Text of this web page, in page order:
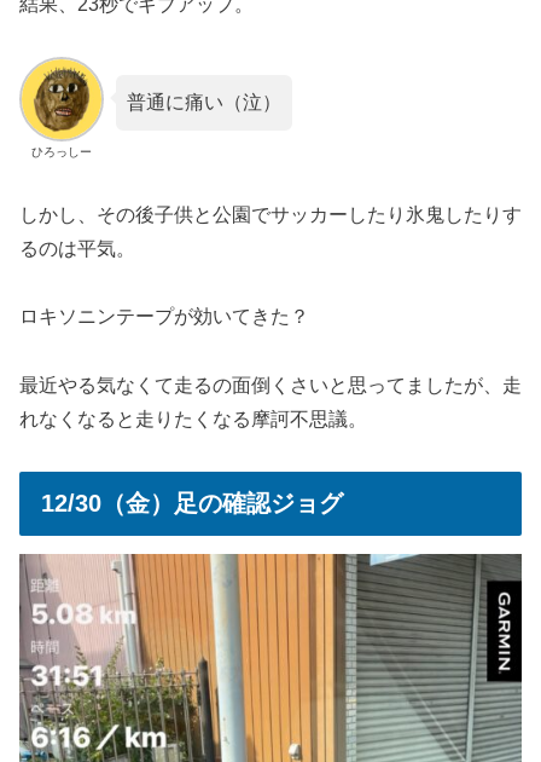
結果、23秒でギブアップ。
ひろっしー
普通に痛い（泣）
しかし、その後子供と公園でサッカーしたり氷鬼したりす
るのは平気。
ロキソニンテープが効いてきた？
最近やる気なくて走るの面倒くさいと思ってましたが、走
れなくなると走りたくなる摩訶不思議。
12/30（金）足の確認ジョグ